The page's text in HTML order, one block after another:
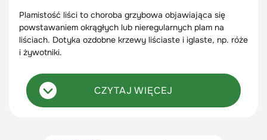
Plamistość liści to choroba grzybowa objawiająca się
powstawaniem okrągłych lub nieregularnych plam na
liściach. Dotyka ozdobne krzewy liściaste i iglaste, np. róże
i żywotniki.
CZYTAJ WIĘCEJ